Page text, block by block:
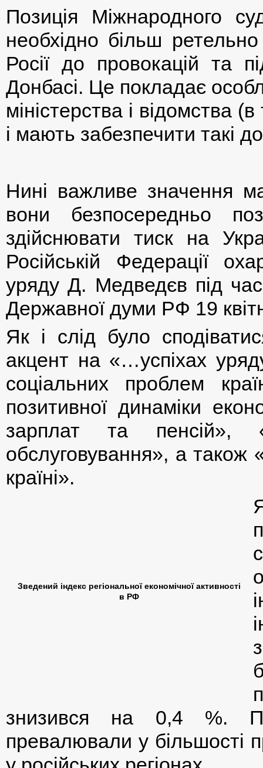
Позиція Міжнародного
необхідно більш
Росії до провокацій та
Донбасі. Це покладає
міністерства і відомства
і мають забезпечити такі
Нині важливе значення
вони безпосередньо
здійснювати тиск на
Російській Федерації
уряду Д. Медведєв під
Державної думи РФ 19
Як і слід було
акцент на «…успіхах
соціальних проблем
позитивної динаміки
зарплат та пенсій»,
обслуговування», а також
країні».
Зведений індекс регіональної економічної активності
в РФ
знизився на 0,4 %.
превалювали у більшості